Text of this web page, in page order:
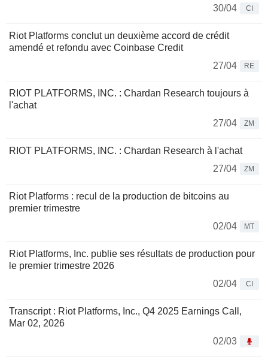
30/04
CI
Riot Platforms conclut un deuxième accord de crédit
amendé et refondu avec Coinbase Credit
27/04
RE
RIOT PLATFORMS, INC. : Chardan Research toujours à
l'achat
27/04
ZM
RIOT PLATFORMS, INC. : Chardan Research à l'achat
27/04
ZM
Riot Platforms : recul de la production de bitcoins au
premier trimestre
02/04
MT
Riot Platforms, Inc. publie ses résultats de production pour
le premier trimestre 2026
02/04
CI
Transcript : Riot Platforms, Inc., Q4 2025 Earnings Call,
Mar 02, 2026
02/03